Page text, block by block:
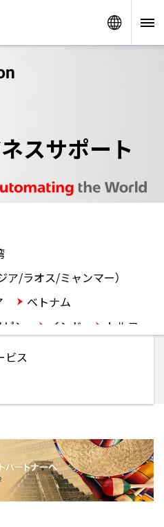
スサポート
ア/ラオス/ミャンマー）
ベトナム
ン インド
トルコ
ビス